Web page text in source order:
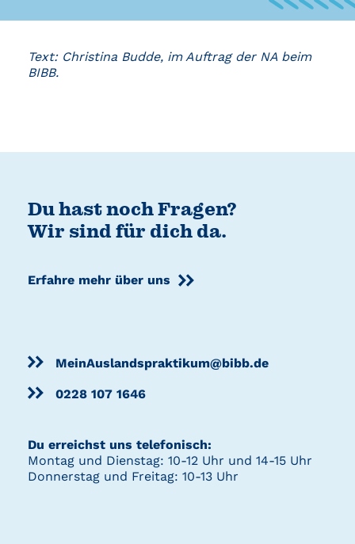
Text: Christina Budde, im Auftrag der NA beim
BIBB.
Du hast noch Fragen?
Wir sind für dich da.
Erfahre mehr über uns
MeinAuslandspraktikum@bibb.de
0228 107 1646
Du erreichst uns telefonisch:
Montag und Dienstag: 10-12 Uhr und 14-15 Uhr
Donnerstag und Freitag: 10-13 Uhr